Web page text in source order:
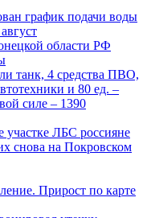
график подачи воды
области РФ
танк, 4 средства ПВО,
и 80 ед. –
силе – 1390
ЛБС россияне
снова на Покровском
Прирост по карте